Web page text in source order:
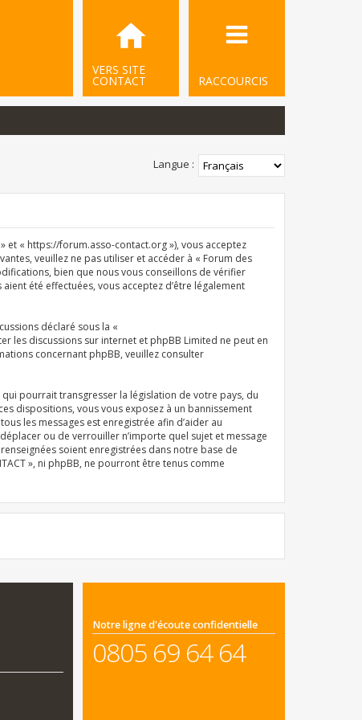
RACCOURCIS
VERS SITE
CONTACT
Langue :
et « https://forum.asso-contact.org »), vous acceptez
veuillez ne pas utiliser et accéder à « Forum des
bien que nous vous conseillons de vérifier
été effectuées, vous acceptez d’être légalement
déclaré sous la «
les discussions sur internet et phpBB Limited ne peut en
concernant phpBB, veuillez consulter
pourrait transgresser la législation de votre pays, du
dispositions, vous vous exposez à un bannissement
les messages est enregistrée afin d’aider au
ou de verrouiller n’importe quel sujet et message
soient enregistrées dans notre base de
», ni phpBB, ne pourront être tenus comme
Notre ligne d'écoute confidentielle
0805 69 64 64